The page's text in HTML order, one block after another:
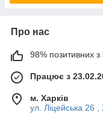
Про нас
98% позитивних з
Працює з
м. Харків
ул. Ліцейська 26 ,